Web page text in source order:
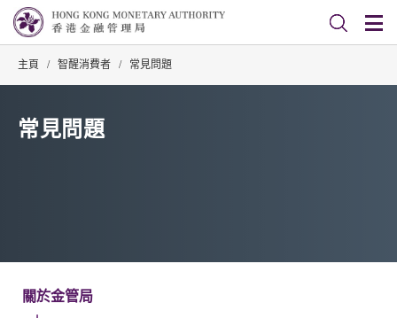
主頁 / 智醒消費者 / 常見問題
常見問題
關於金管局